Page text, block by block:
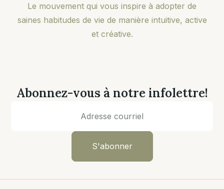
Le mouvement qui vous inspire à adopter de
saines habitudes de vie de manière intuitive, active
et créative.
Abonnez-vous à notre infolettre!